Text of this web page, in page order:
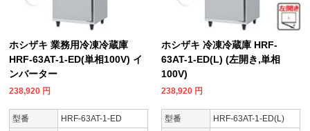
ホシザキ 業務用冷凍冷蔵庫
HRF-63AT-1-ED(単相100V) イ
ンバーター
238,920 円
型番
HRF-63AT-1-ED
ホシザキ 冷凍冷蔵庫 HRF-
63AT-1-ED(L) (左開き,単相
100V)
238,920 円
型番
HRF-63AT-1-ED(L)